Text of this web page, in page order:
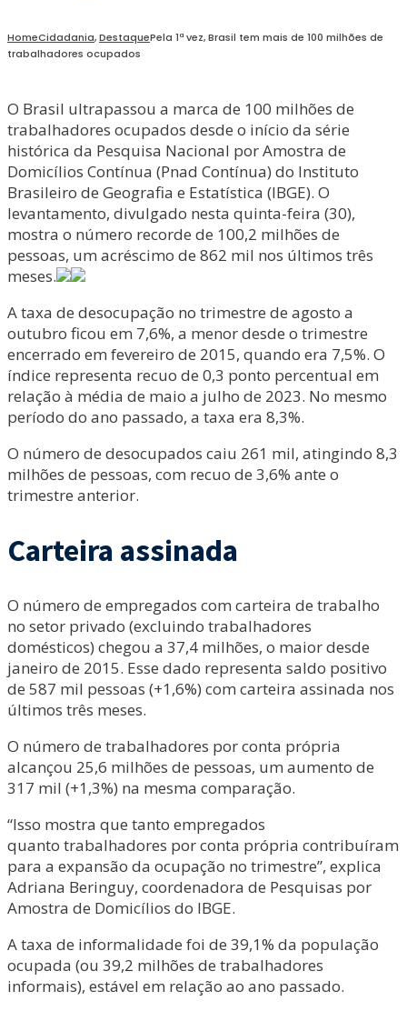
HomeCidadania,DestaquePela 1ª vez, Brasil tem mais de 100 milhões de
trabalhadores ocupados
O Brasil ultrapassou a marca de 100 milhões de
trabalhadores ocupados desde o início da série
histórica da Pesquisa Nacional por Amostra de
Domicílios Contínua (Pnad Contínua) do Instituto
Brasileiro de Geografia e Estatística (IBGE). O
levantamento, divulgado nesta quinta-feira (30),
mostra o número recorde de 100,2 milhões de
pessoas, um acréscimo de 862 mil nos últimos três
meses.
A taxa de desocupação no trimestre de agosto a
outubro ficou em 7,6%, a menor desde o trimestre
encerrado em fevereiro de 2015, quando era 7,5%. O
índice representa recuo de 0,3 ponto percentual em
relação à média de maio a julho de 2023. No mesmo
período do ano passado, a taxa era 8,3%.
O número de desocupados caiu 261 mil, atingindo 8,3
milhões de pessoas, com recuo de 3,6% ante o
trimestre anterior.
Carteira assinada
O número de empregados com carteira de trabalho
no setor privado (excluindo trabalhadores
domésticos) chegou a 37,4 milhões, o maior desde
janeiro de 2015. Esse dado representa saldo positivo
de 587 mil pessoas (+1,6%) com carteira assinada nos
últimos três meses.
O número de trabalhadores por conta própria
alcançou 25,6 milhões de pessoas, um aumento de
317 mil (+1,3%) na mesma comparação.
“Isso mostra que tanto empregados
quanto trabalhadores por conta própria contribuíram
para a expansão da ocupação no trimestre”, explica
Adriana Beringuy, coordenadora de Pesquisas por
Amostra de Domicílios do IBGE.
A taxa de informalidade foi de 39,1% da população
ocupada (ou 39,2 milhões de trabalhadores
informais), estável em relação ao ano passado.